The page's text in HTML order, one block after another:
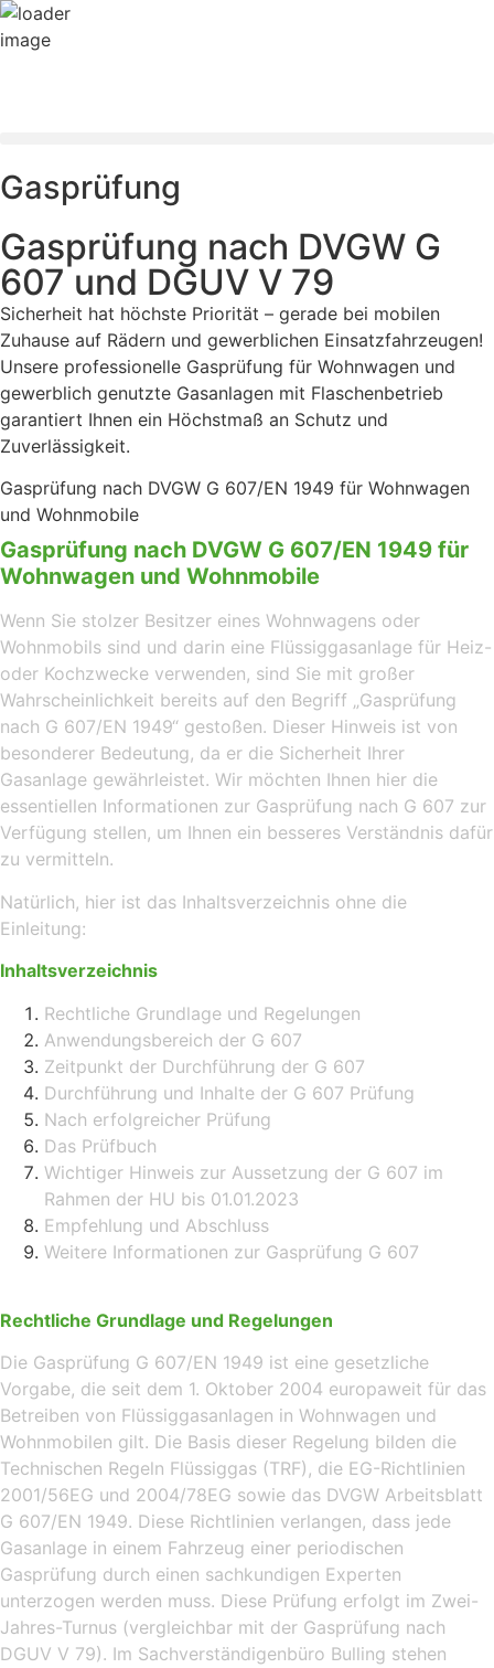
Gasprüfung
Gasprüfung nach DVGW G
607 und DGUV V 79
Sicherheit hat höchste Priorität – gerade bei mobilen
Zuhause auf Rädern und gewerblichen Einsatzfahrzeugen!
Unsere professionelle Gasprüfung für Wohnwagen und
gewerblich genutzte Gasanlagen mit Flaschenbetrieb
garantiert Ihnen ein Höchstmaß an Schutz und
Zuverlässigkeit.
Gasprüfung nach DVGW G 607/EN 1949 für Wohnwagen
und Wohnmobile
Gasprüfung nach DVGW G 607/EN 1949 für
Wohnwagen und Wohnmobile
Wenn Sie stolzer Besitzer eines Wohnwagens oder
Wohnmobils sind und darin eine Flüssiggasanlage für Heiz-
oder Kochzwecke verwenden, sind Sie mit großer
Wahrscheinlichkeit bereits auf den Begriff „Gasprüfung
nach G 607/EN 1949“ gestoßen. Dieser Hinweis ist von
besonderer Bedeutung, da er die Sicherheit Ihrer
Gasanlage gewährleistet. Wir möchten Ihnen hier die
essentiellen Informationen zur Gasprüfung nach G 607 zur
Verfügung stellen, um Ihnen ein besseres Verständnis dafür
zu vermitteln.
Natürlich, hier ist das Inhaltsverzeichnis ohne die
Einleitung:
Inhaltsverzeichnis
Rechtliche Grundlage und Regelungen
Anwendungsbereich der G 607
Zeitpunkt der Durchführung der G 607
Durchführung und Inhalte der G 607 Prüfung
Nach erfolgreicher Prüfung
Das Prüfbuch
Wichtiger Hinweis zur Aussetzung der G 607 im
Rahmen der HU bis 01.01.2023
Empfehlung und Abschluss
Weitere Informationen zur Gasprüfung G 607
Rechtliche Grundlage und Regelungen
Die Gasprüfung G 607/EN 1949 ist eine gesetzliche
Vorgabe, die seit dem 1. Oktober 2004 europaweit für das
Betreiben von Flüssiggasanlagen in Wohnwagen und
Wohnmobilen gilt. Die Basis dieser Regelung bilden die
Technischen Regeln Flüssiggas (TRF), die EG-Richtlinien
2001/56EG und 2004/78EG sowie das DVGW Arbeitsblatt
G 607/EN 1949. Diese Richtlinien verlangen, dass jede
Gasanlage in einem Fahrzeug einer periodischen
Gasprüfung durch einen sachkundigen Experten
unterzogen werden muss. Diese Prüfung erfolgt im Zwei-
Jahres-Turnus (vergleichbar mit der Gasprüfung nach
DGUV V 79). Im Sachverständigenbüro Bulling stehen